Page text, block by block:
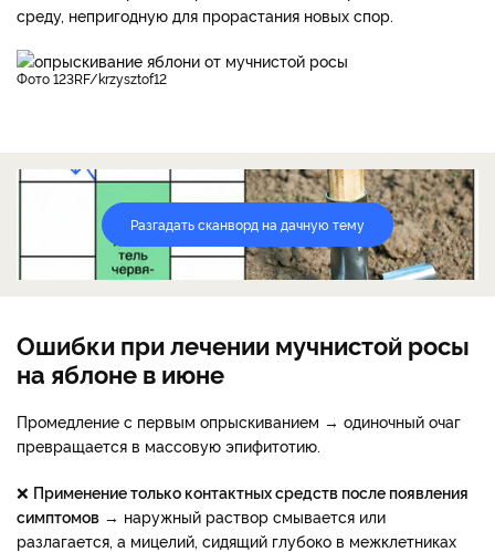
среду, непригодную для прорастания новых спор.
фото 123RF/krzysztof12
Разгадать сканворд на дачную тему
Ошибки при лечении мучнистой росы
на яблоне в июне
Промедление с первым опрыскиванием → одиночный очаг
превращается в массовую эпифитотию.
❌ Применение только контактных средств после появления
симптомов → наружный раствор смывается или
разлагается, а мицелий, сидящий глубоко в межклетниках